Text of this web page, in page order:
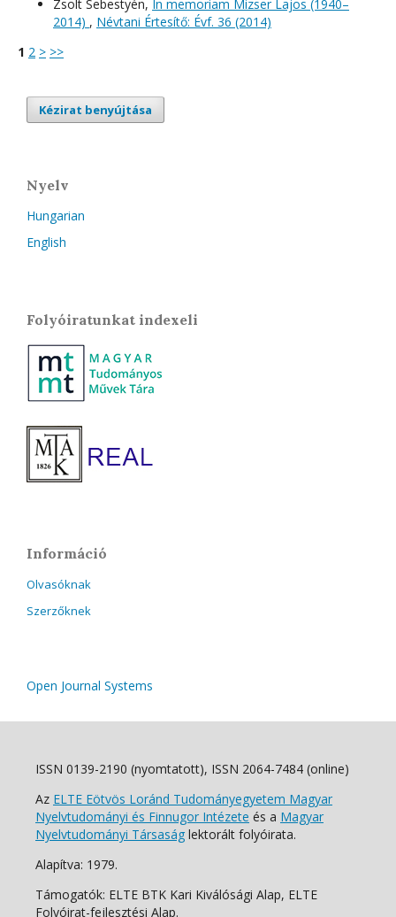
Zsolt Sebestyén, In memoriam Mizser Lajos (1940–
2014) , Névtani Értesítő: Évf. 36 (2014)
1 2 > >>
Kézirat benyújtása
Nyelv
Hungarian
English
Folyóiratunkat indexeli
Információ
Olvasóknak
Szerzőknek
Open Journal Systems
ISSN 0139-2190 (nyomtatott), ISSN 2064-7484 (online)
Az ELTE Eötvös Loránd Tudományegyetem Magyar
Nyelvtudományi és Finnugor Intézete és a Magyar
Nyelvtudományi Társaság lektorált folyóirata.
Alapítva: 1979.
Támogatók: ELTE BTK Kari Kiválósági Alap, ELTE
Folyóirat-fejlesztési Alap.